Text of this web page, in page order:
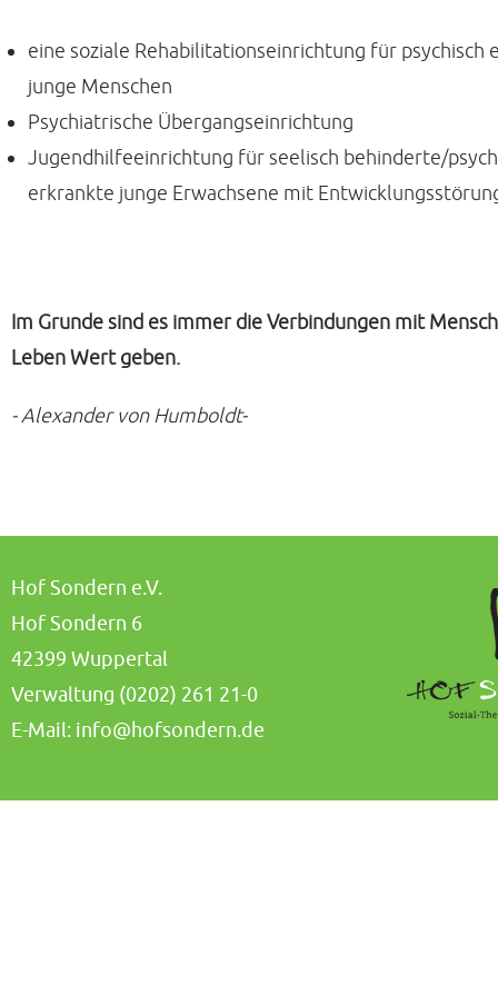
eine soziale Rehabilitationseinrichtung für psychisch
junge Menschen
Psychiatrische Übergangseinrichtung
Jugendhilfeeinrichtung für seelisch behinderte/
erkrankte junge Erwachsene mit
Im Grunde sind es immer die Verbindungen mit
Leben Wert geben.
- Alexander von Humboldt-
Hof Sondern e.V.
Hof Sondern 6
42399 Wuppertal
Verwaltung (0202) 261 21-0
E-Mail: info@hofsondern.de